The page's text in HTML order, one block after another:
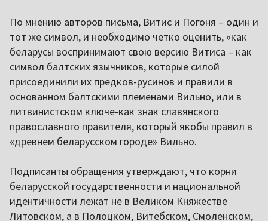
По мнению авторов письма, Витис и Погоня – один и
тот же символ, и необходимо четко оценить, «как
беларусы воспринимают свою версию Витиса – как
символ балтских язычников, которые силой
присоединили их предков-русинов и правили в
основанном балтскими племенами Вильно, или в
литвинистском ключе-как знак славянского
православного правителя, который якобы правил в
«древнем беларусском городе» Вильно.
Подписанты обращения утверждают, что корни
беларусской государственности и национальной
идентичности лежат не в Великом Княжестве
Литовском, а в Полоцком, Витебском, Смоленском,